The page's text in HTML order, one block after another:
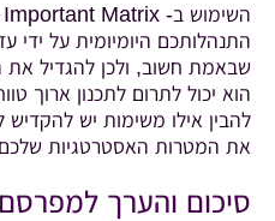
התנהלותכם היומיומית על
שבאמת חשוב, ולכן להגדיל את
הוא יכול לתרום לתכנון ארוך
להבין אילו משימות יש להקדיש
את המטרות האסטרטגיות
סיכום והערך